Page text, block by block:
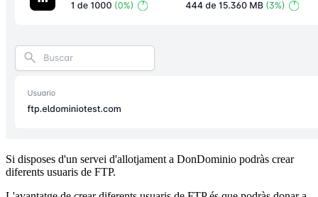
Si disposes d'un servei d'allotjament a DonDominio podràs crear
diferents usuaris de FTP.